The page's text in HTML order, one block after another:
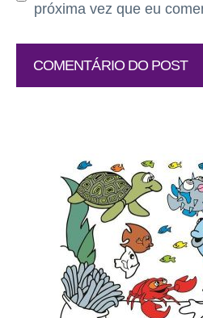
próxima vez que eu